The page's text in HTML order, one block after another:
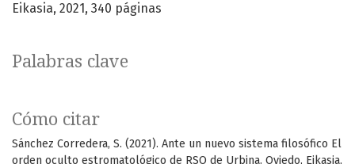
Palabras clave
Cómo citar
Sánchez Corredera, S. (2021). Ante un nuevo sistema filosófico El
orden oculto estromatológico de RSO de Urbina. Oviedo, Eikasia,
Eikasia, 2021, 340 páginas